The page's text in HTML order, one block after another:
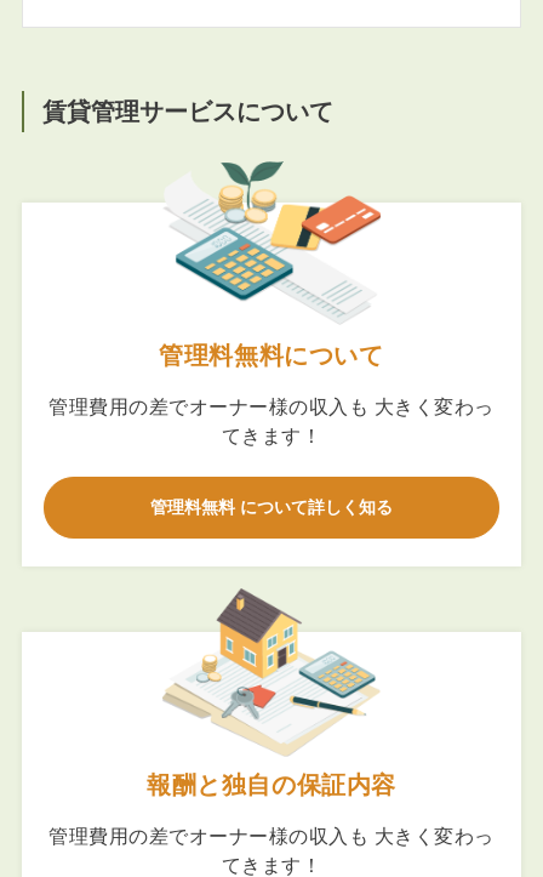
賃貸管理サービスについて
管理料無料について
管理費用の差でオーナー様の収入も 大きく変わっ
てきます！
管理料無料 について詳しく知る
報酬と独自の保証内容
管理費用の差でオーナー様の収入も 大きく変わっ
てきます！